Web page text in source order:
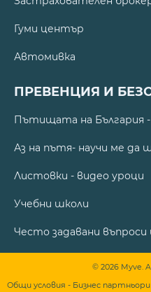
Гуми център
Автомивка
ПРЕВЕНЦИЯ И
Пътищата на България -
Аз на пътя- научи ме да
Листовки - видео уроци
Учебни школи
Често задавани
© 2026 Myve.
Общи условия - Бизнес партньори